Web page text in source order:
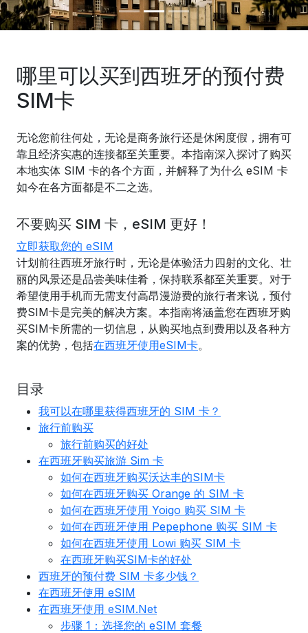
哪里可以买到西班牙的预付费
SIM卡
无论您前往何处，无论是商务旅行还是休闲度假，拥有可
靠且经济实惠的连接都至关重要。本指南深入探讨了购买
本地实体 SIM 卡的各个方面，并解释了为什么 eSIM 卡
如今在各方面都是不二之选。
不要购买 SIM 卡，eSIM 更好！
立即获取您的 eSIM
计划前往西班牙旅行时，无论是体验活力四射的文化、壮
丽的风景还是品尝美味佳肴，保持联系都至关重要。对于
希望使用手机而无需支付高昂漫游费的旅行者来说，预付
费SIM卡是完美的解决方案。本指南将涵盖您在西班牙购
买SIM卡所需的一切信息，从购买地点到费用以及各种方
案的优势，包括在西班牙使用eSIM卡。
目录
我可以在哪里获得西班牙的 SIM 卡？
旅行前购买
旅行前购买的好处
在西班牙购买旅游 Sim 卡
如何在西班牙购买沃达丰的SIM卡
如何在西班牙购买 Orange 的 SIM 卡
如何在西班牙使用 Yoigo 购买 SIM 卡
如何在西班牙使用 Pepephone 购买 SIM 卡
如何在西班牙使用 Lowi 购买 SIM 卡
在西班牙购买SIM卡的好处
西班牙的预付费 SIM 卡多少钱？
在西班牙使用 eSIM
在西班牙使用 eSIM.Net
步骤 1：选择您的 eSIM 套餐